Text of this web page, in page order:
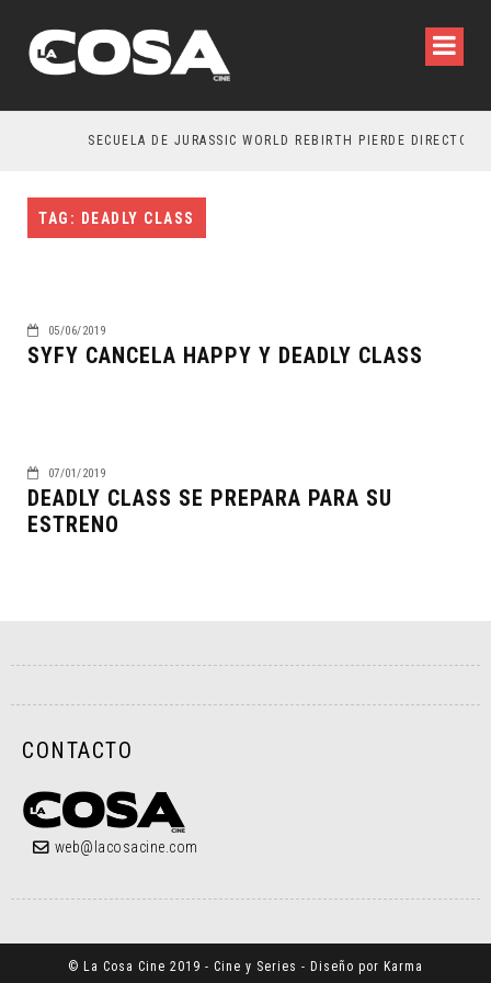
SECUELA DE JURASSIC WORLD REBIRTH PIERDE DIRECTOR
TAG: DEADLY CLASS
05/06/2019
SYFY CANCELA HAPPY Y DEADLY CLASS
07/01/2019
DEADLY CLASS SE PREPARA PARA SU
ESTRENO
CONTACTO
web@lacosacine.com
© La Cosa Cine 2019 - Cine y Series - Diseño por Karma